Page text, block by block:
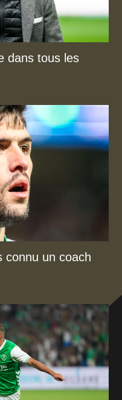
dans tous les
connu un coach